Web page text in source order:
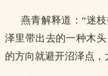
燕青解释道：“迷
泽里带出去的一种木
的方向就避开沼泽点，